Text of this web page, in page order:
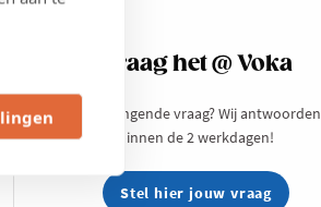
Vraag het @ Voka
Een prangende vraag? Wij antwoorden
binnen de 2 werkdagen!
Stel hier jouw vraag